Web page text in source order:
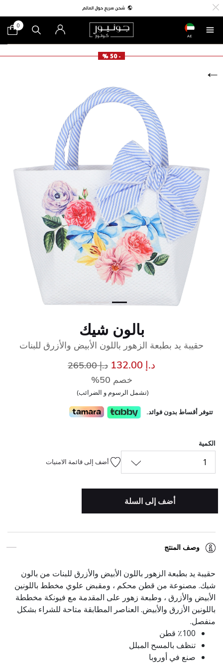
AE
0
- 50 %
بالون شيك
حقيبة يد بطبعة الزهور باللون الأبيض والأزرق للبنات
د.إ 132.00 سعر مخفض مند.إ 265.00
خصم 50%
(تشمل الرسوم و الضرائب)
تتوفر أقساط بدون فوائد.
الكمية
1 أضف إلى قائمة الامنيات
أضف إلى السلة
وصف المنتج
حقيبة يد بطبعة الزهور باللون الأبيض والأزرق للبنات من بالون
شيك. مصنوعة من قطن محكم ، ومقبض علوي مخطط باللونين
الأبيض والأزرق ، وطبعة زهور على المقدمة مع فيونكة مخططة
باللونين الأزرق والأبيض. العناصر المطابقة متاحة للشراء بشكل
منفصل.
٪100 قطن
تنظف بالمسح المبلل
صنع في أوروبا